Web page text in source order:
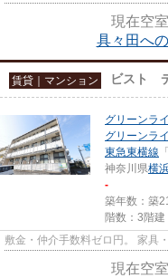
現在空
具々田へ
賃貸｜マンション ビスト
グリーンラ
グリーンラ
東急東横線 「
神奈川県横
-
築年数：築
階数：3階建
敷金・仲介手数料ゼロ円。 家具
現在空